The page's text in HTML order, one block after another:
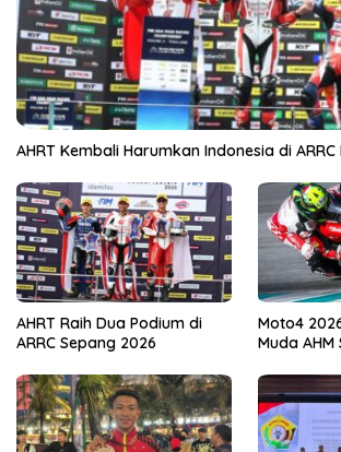
AHRT Kembali Harumkan Indonesia di
AHRT Raih Dua Podium di
ARRC Sepang 2026
Moto4
Muda